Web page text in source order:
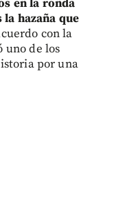
en la ronda
hazaña que
con la
uno de los
por una